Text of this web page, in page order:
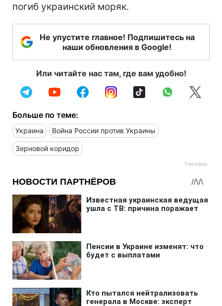
погиб украинский моряк.
Не упустите главное! Подпишитесь на
наши обновления в Google!
Или читайте нас там, где вам удобно!
Больше по теме:
Украина Война России против Украины
Зерновой коридор